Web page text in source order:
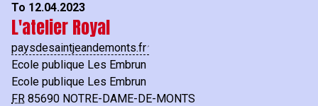
To 12.04.2023
L'atelier Royal
paysdesaintjeandemonts.fr
Ecole publique Les Embrun
Ecole publique Les Embrun
FR 85690 NOTRE-DAME-DE-MONTS